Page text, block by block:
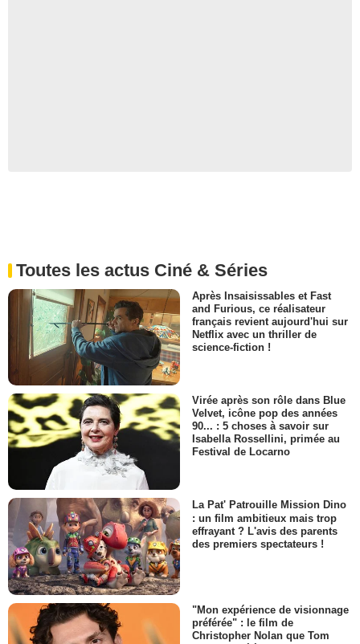
Toutes les actus Ciné & Séries
Après Insaisissables et Fast
and Furious, ce réalisateur
français revient aujourd'hui sur
Netflix avec un thriller de
science-fiction !
Virée après son rôle dans Blue
Velvet, icône pop des années
90... : 5 choses à savoir sur
Isabella Rossellini, primée au
Festival de Locarno
La Pat' Patrouille Mission Dino
: un film ambitieux mais trop
effrayant ? L'avis des parents
des premiers spectateurs !
"Mon expérience de visionnage
préférée" : le film de
Christopher Nolan que Tom